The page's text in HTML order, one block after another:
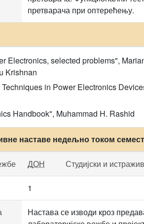
претварача при оптерећењу.
Electronics, selected problems",
Krishnan
in Power Electronics
Handbook", Muhammad H. Rashid
наставе недељно током
ДОН Студијски и
1
Настава се изводи кроз